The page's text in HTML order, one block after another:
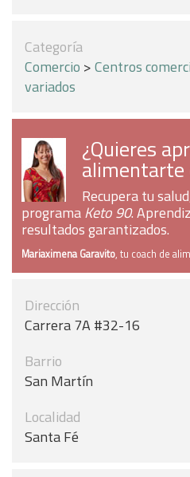
Categoría
Comercio >Centros
variados
¿Quieres
alimentarte
Recupera tu
programaKeto 90.
resultados garantizados.
Mariaximena Garavito, tu coach de
Dirección
Carrera 7A #32-16
Barrio
San Martín
Localidad
Santa Fé